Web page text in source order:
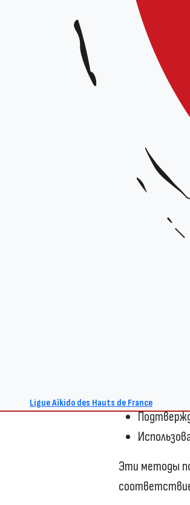
Ligue Aïkido des Hauts de France
Как найти
Вам уже
Чтобы
материалы.
проверки
Ввод даты
Эти методы